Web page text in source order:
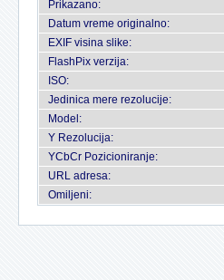
Prikazano:
Datum vreme originalno:
EXIF visina slike:
FlashPix verzija:
ISO:
Jedinica mere rezolucije:
Model:
Y Rezolucija:
YCbCr Pozicioniranje:
URL adresa:
Omiljeni: